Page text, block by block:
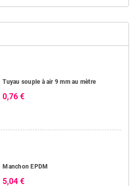
Tuyau souple à air 9 mm au mètre
0,76 €
Manchon EPDM
5,04 €